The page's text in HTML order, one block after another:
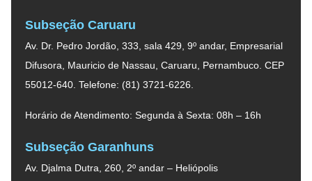
Subseção Caruaru
Av. Dr. Pedro Jordão, 333, sala 429, 9º andar, Empresarial
Difusora, Mauricio de Nassau, Caruaru, Pernambuco. CEP
55012-640. Telefone: (81) 3721-6226.
Horário de Atendimento: Segunda à Sexta: 08h – 16h
Subseção Garanhuns
Av. Djalma Dutra, 260, 2º andar – Heliópolis